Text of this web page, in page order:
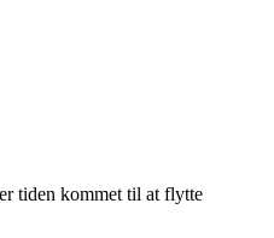
tiden kommet til at flytte